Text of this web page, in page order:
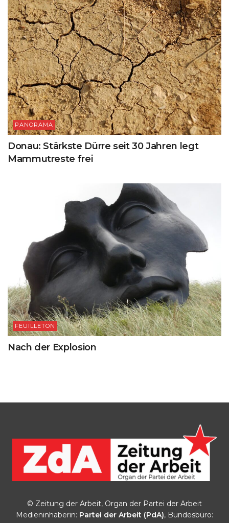
PANORAMA
Donau: Stärkste Dürre seit 30 Jahren legt
Mammutreste frei
FEUILLETON
Nach der Explosion
© Zeitung der Arbeit, Organ der Partei der Arbeit
Medieninhaberin: Partei der Arbeit (PdA), Bundesbüro: